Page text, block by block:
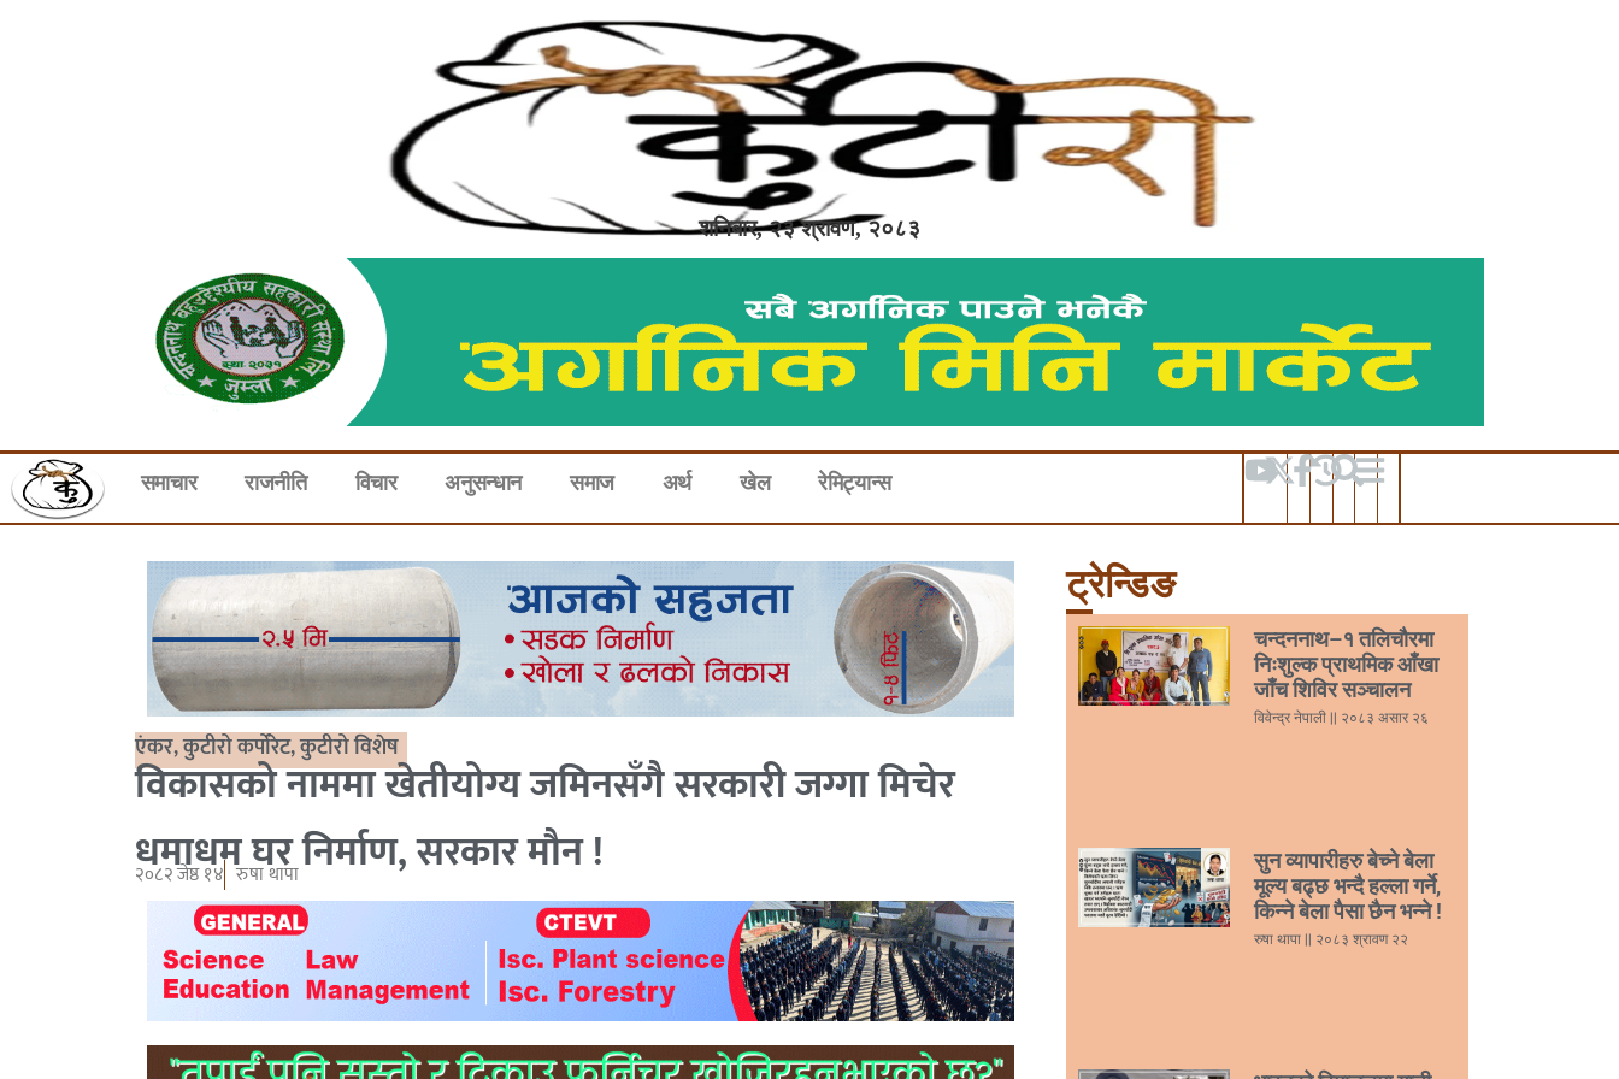
शनिबार, २३ श्रावण, २०८३
समाचार राजनीति विचार अनुसन्धान समाज अर्थ खेल रेमिट्यान्स
एंकर,कुटीरो कर्पोरेट,कुटीरो विशेष
विकासको नाममा खेतीयोग्य जमिनसँगै सरकारी जग्गा मिचेर
धमाधम घर निर्माण, सरकार मौन !
२०८२ जेष्ठ १४ रुषा थापा
ट्रेन्डिङ
चन्दननाथ–१ तलिचौरमा
निःशुल्क प्राथमिक आँखा
जाँच शिविर सञ्चालन
विवेन्द्र नेपाली २०८३ असार २६
सुन व्यापारीहरु बेच्ने बेला
मूल्य बढ्छ भन्दै हल्ला गर्ने,
किन्ने बेला पैसा छैन भन्ने !
रुषा थापा २०८३ श्रावण २२